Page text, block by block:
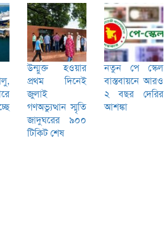
উন্মুক্ত হওয়ার
প্রথম দিনেই
জুলাই
গণঅভ্যুত্থান স্মৃতি
জাদুঘরের ৯০০
টিকিট শেষ
নতুন পে স্কেল
বাস্তবায়নে আরও
২ বছর দেরির
আশঙ্কা